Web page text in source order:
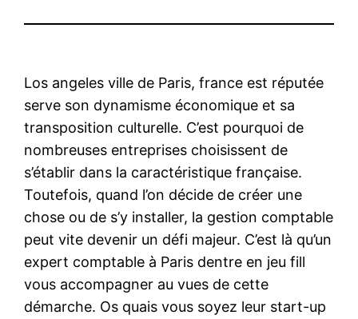
Los angeles ville de Paris, france est réputée
serve son dynamisme économique et sa
transposition culturelle. C’est pourquoi de
nombreuses entreprises choisissent de
s’établir dans la caractéristique française.
Toutefois, quand l’on décide de créer une
chose ou de s’y installer, la gestion comptable
peut vite devenir un défi majeur. C’est là qu’un
expert comptable à Paris dentre en jeu fill
vous accompagner au vues de cette
démarche. Os quais vous soyez leur start-up